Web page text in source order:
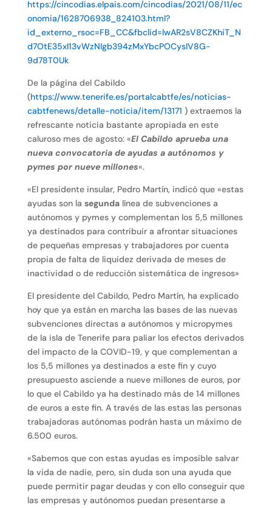
https://cincodias.elpais.com/cincodias/2021/08/11/ec
onomia/1628706938_824103.html?
id_externo_rsoc=FB_CC&fbclid=IwAR2sV8CZKhiT_N
d7OtE35xI13vWzNlgb394zMxYbcPOCysIV8G-
9d78T0Uk
De la página del Cabildo
(https://www.tenerife.es/portalcabtfe/es/noticias-
cabtfenews/detalle-noticia/item/13171 ) extraemos la
refrescante noticia bastante apropiada en este
caluroso mes de agosto: «El Cabildo aprueba una
nueva convocatoria de ayudas a autónomos y
pymes por nueve millones«.
«El presidente insular, Pedro Martín, indicó que «estas
ayudas son la segundalínea de subvenciones a
autónomos y pymes y complementan los 5,5 millones
ya destinados para contribuir a afrontar situaciones
de pequeñas empresas y trabajadores por cuenta
propia de falta de liquidez derivada de meses de
inactividad o de reducción sistemática de ingresos»
El presidente del Cabildo, Pedro Martín, ha explicado
hoy que ya están en marcha las bases de las nuevas
subvenciones directas a autónomos y micropymes
de la isla de Tenerife para paliar los efectos derivados
del impacto de la COVID-19, y que complementan a
los 5,5 millones ya destinados a este fin y cuyo
presupuesto asciende a nueve millones de euros, por
lo que el Cabildo ya ha destinado más de 14 millones
de euros a este fin. A través de las estas las personas
trabajadoras autónomas podrán hasta un máximo de
6.500 euros.
«Sabemos que con estas ayudas es imposible salvar
la vida de nadie, pero, sin duda son una ayuda que
puede permitir pagar deudas y con ello conseguir que
las empresas y autónomos puedan presentarse a